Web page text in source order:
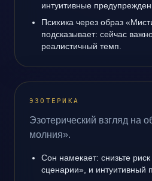
интуитивные
Психика через образ
подсказывает: сейчас
реалистичный темп.
ЭЗОТЕРИКА
Эзотерический взгляд на
молния».
Сон намекает: снизьте
сценарии», и интуитивный